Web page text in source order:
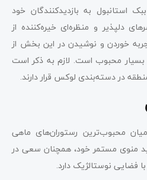
استانبول به بازدیدکنندگان خود
دلپذیر و منظره‌ای خیره‌کننده از
خوردن و نوشیدن در این بخش از
بسیار محبوب است. لازم به ذکر است
در دسته‌بندی لوکس قرار دارند.
محبوب‌ترین رستوران‌های ماهی
از سال ۱۹۷۴ با تجدید منوی مستمر خود، همچنان سعی در
با فضایی نوستالژیک دارد.